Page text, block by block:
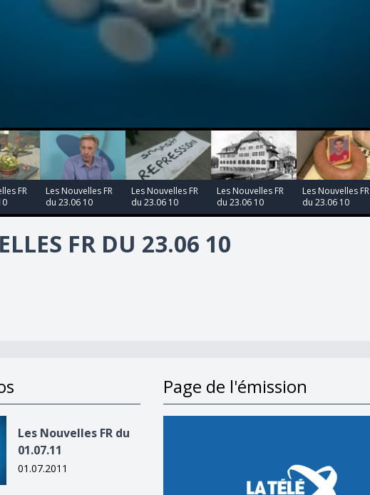
FR
Les Nouvelles FR
du 23.06 10
Les Nouvelles FR
du 23.06 10
Les Nouvelles FR
du 23.06 10
Les Nouvelles FR
du 23.06 10
FR DU 23.06 10
Les Nouvelles FR du
01.07.11
01.07.2011
Page de l'émission